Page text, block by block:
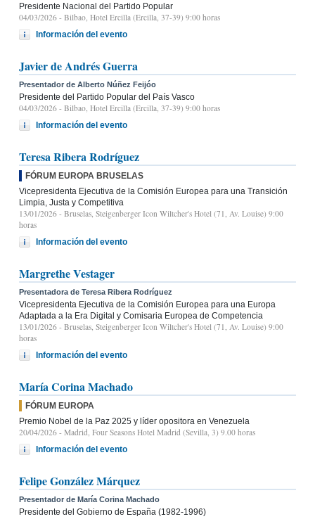
Presidente Nacional del Partido Popular
04/03/2026 - Bilbao, Hotel Ercilla (Ercilla, 37-39) 9:00 horas
Información del evento
Javier de Andrés Guerra
Presentador de Alberto Núñez Feijóo
Presidente del Partido Popular del País Vasco
04/03/2026 - Bilbao, Hotel Ercilla (Ercilla, 37-39) 9:00 horas
Información del evento
Teresa Ribera Rodríguez
FÓRUM EUROPA BRUSELAS
Vicepresidenta Ejecutiva de la Comisión Europea para una Transición
Limpia, Justa y Competitiva
13/01/2026 - Bruselas, Steigenberger Icon Wiltcher's Hotel (71, Av. Louise) 9:00
horas
Información del evento
Margrethe Vestager
Presentadora de Teresa Ribera Rodríguez
Vicepresidenta Ejecutiva de la Comisión Europea para una Europa
Adaptada a la Era Digital y Comisaria Europea de Competencia
13/01/2026 - Bruselas, Steigenberger Icon Wiltcher's Hotel (71, Av. Louise) 9:00
horas
Información del evento
María Corina Machado
FÓRUM EUROPA
Premio Nobel de la Paz 2025 y líder opositora en Venezuela
20/04/2026 - Madrid, Four Seasons Hotel Madrid (Sevilla, 3) 9.00 horas
Información del evento
Felipe González Márquez
Presentador de María Corina Machado
Presidente del Gobierno de España (1982-1996)